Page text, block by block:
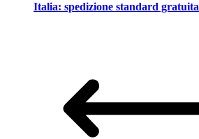
Italia: spedizione standard gratuita